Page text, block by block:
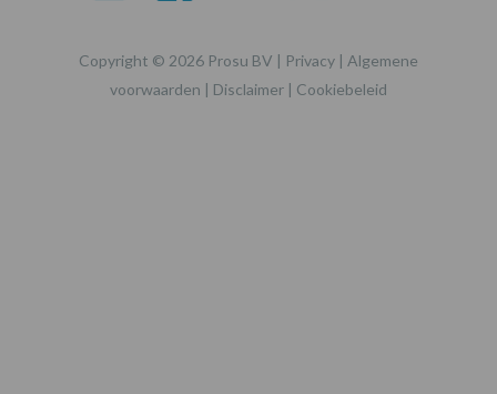
Copyright © 2026 Prosu BV | Privacy | Algemene
voorwaarden | Disclaimer | Cookiebeleid